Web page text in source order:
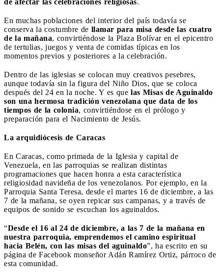
En muchas poblaciones del interior del país todavía se
conserva la costumbre de llamar para misa desde las cuatro
de la mañana, convirtiéndose la Plaza Bolívar en el epicentro
de tertulias, juegos y venta de comidas típicas en los
momentos previos y posteriores a la celebración.
Dentro de las iglesias se colocan muy creativos pesebres,
aunque todavía sin la figura del Niño Dios, que se coloca
después del 24 en la noche. Y es que las Misas de Aguinaldo
son una hermosa tradición venezolana que data de los
tiempos de la colonia, convirtiéndose en el prólogo y
preparación para el Nacimiento de Jesús.
La arquidiócesis de Caracas
En Caracas, como primada de la Iglesia y capital de
Venezuela, en las parroquias se realizan distintas
programaciones que hacen honra a esta característica
religiosidad navideña de los venezolanos. Por ejemplo, en la
Parroquia Santa Teresa, desde el martes 16 de diciembre, a las
7 de la mañana, se oyen repicar sus campanas, y a través de
equipos de sonido se escuchan los aguinaldos.
“Desde el 16 al 24 de diciembre, a las 7 de la mañana en
nuestra parroquia, emprendemos el camino espiritual
hacia Belén, con las misas del aguinaldo”, ha escrito en su
página de Facebook monseñor Adán Ramírez Ortiz, párroco de
esta comunidad.